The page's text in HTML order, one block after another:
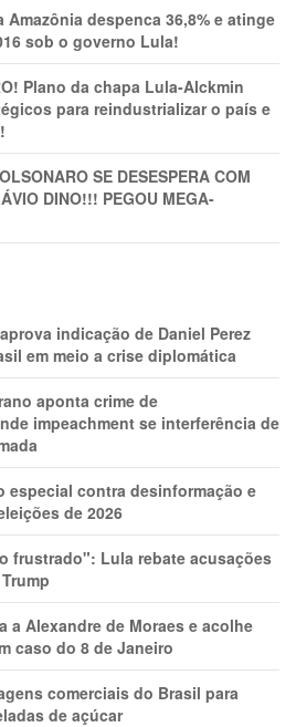
Amazônia despenca 36,8% e atinge
sob o governo Lula!
Plano da chapa Lula-Alckmin
para reindustrializar o país e
SE DESESPERA COM
DINO!!! PEGOU MEGA-
indicação de Daniel Perez
em meio a crise diplomática
aponta crime de
impeachment se interferência de
especial contra desinformação e
de 2026
frustrado": Lula rebate acusações
a Alexandre de Moraes e acolhe
caso do 8 de Janeiro
comerciais do Brasil para
de açúcar